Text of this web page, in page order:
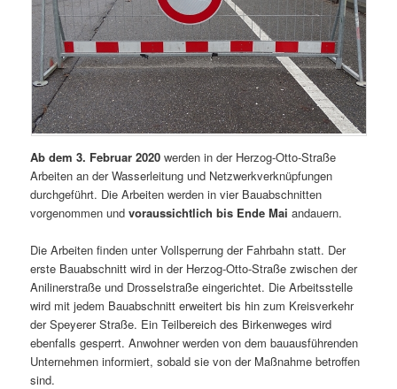
Ab dem 3. Februar 2020 werden in der Herzog-Otto-Straße
Arbeiten an der Wasserleitung und Netzwerkverknüpfungen
durchgeführt. Die Arbeiten werden in vier Bauabschnitten
vorgenommen undvoraussichtlich bis Ende Mai andauern.
Die Arbeiten finden unter Vollsperrung der Fahrbahn statt. Der
erste Bauabschnitt wird in der Herzog-Otto-Straße zwischen der
Anilinerstraße und Drosselstraße eingerichtet. Die Arbeitsstelle
wird mit jedem Bauabschnitt erweitert bis hin zum Kreisverkehr
der Speyerer Straße. Ein Teilbereich des Birkenweges wird
ebenfalls gesperrt. Anwohner werden von dem bauausführenden
Unternehmen informiert, sobald sie von der Maßnahme betroffen
sind.